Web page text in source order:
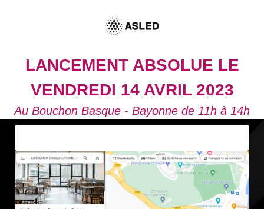
LANCEMENT ABSOLUE LE
VENDREDI 14 AVRIL 2023
Au Bouchon Basque - Bayonne de 11h à 14h